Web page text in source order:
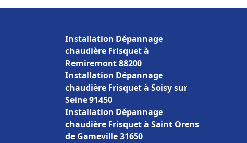
Installation Dépannage
chaudière Frisquet à
Remiremont 88200
Installation Dépannage
chaudière Frisquet à Soisy sur
Seine 91450
Installation Dépannage
chaudière Frisquet à Saint Orens
de Gameville 31650